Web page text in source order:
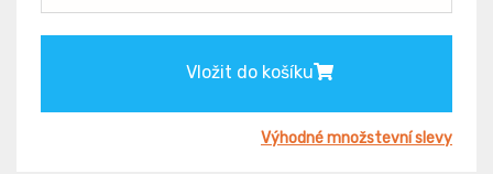
Vložit do košíku
Výhodné množstevní slevy